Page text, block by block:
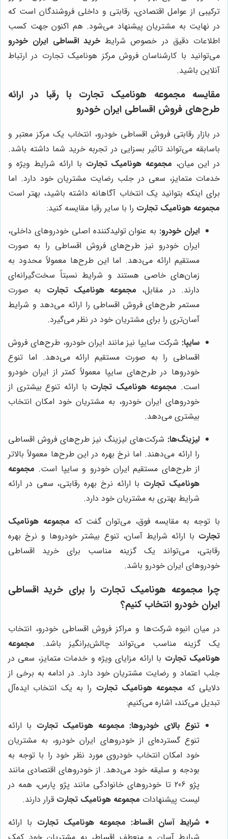
ترکیبی از عوامل اقتصادی، رقابتی و داخلی فروشندگان است که
در نهایت به مشتریان پیشنهاد می‌شود. هم اکنون جهت کسب
اطلاعات دقیق در خصوص شرایطخرید اقساطی ایران خودرو
می‌توانید با کارشناسان فروش مرکز هونامیک تجارت در ارتباط
آنلاین باشید.
مقایسهمجموعه هونامیک تجارت با رقبا در ارائه
طرح‌های فروش اقساطی ایران خودرو
در بازار رقابتی فروش اقساطی خودرو، انتخاب یک مرکز معتبر و
باسابقه می‌تواند تاثیر بسزایی در تجربه خرید شما داشته باشد.
در این میان، مجموعه هونامیک تجارت با ارائه شرایط ویژه و
خدمات متمایز، سعی در جلب رضایت مشتریان خود دارد. اما
برای اینکه بتوانید یک انتخاب آگاهانه داشته باشید، بهتر است
مجموعه هونامیک تجارت را با سایر رقبا مقایسه کنید:
ایران خودرو: به عنوان تولیدکننده اصلی خودروهای داخلی،
ایران خودرو نیز طرح‌های فروش اقساطی را به صورت
مستقیم ارائه می‌دهد. اما این طرح‌ها معمولاً محدود به
زمان‌های خاصی هستند و شرایط نسبتاً سخت‌گیرانه‌ای
دارند. در مقابل، مجموعه هونامیک تجارت به صورت
مستمر طرح‌های فروش اقساطی را ارائه می‌دهد و شرایط
آسان‌تری را برای مشتریان خود در نظر می‌گیرد.
سایپا: شرکت سایپا نیز مانند ایران خودرو، طرح‌های فروش
اقساطی را به صورت مستقیم ارائه می‌دهد. اما تنوع
خودروها در طرح‌های سایپا معمولاً کمتر از ایران خودرو
است. مجموعه هونامیک تجارت با ارائه تنوع بیشتری از
خودروهای ایران خودرو، به مشتریان خود امکان انتخاب
بیشتری می‌دهد.
لیزینگ‌ها: شرکت‌های لیزینگ نیز طرح‌های فروش اقساطی
را ارائه می‌دهند. اما نرخ بهره در این طرح‌ها معمولاً بالاتر
از طرح‌های مستقیم ایران خودرو و سایپا است. مجموعه
هونامیک تجارت با ارائه نرخ بهره رقابتی، سعی در ارائه
شرایط بهتری به مشتریان خود دارد.
با توجه به مقایسه فوق، می‌توان گفت که مجموعه هونامیک
تجارت با ارائه شرایط آسان، تنوع بیشتر خودروها و نرخ بهره
رقابتی، می‌تواند یک گزینه مناسب برای خرید اقساطی
خودروهای ایران خودرو باشد.
چرامجموعه هونامیک تجارت را برای خرید اقساطی
ایران خودرو انتخاب کنیم؟
در میان انبوه شرکت‌ها و مراکز فروش اقساطی خودرو، انتخاب
یک گزینه مناسب می‌تواند چالش‌برانگیز باشد. مجموعه
هونامیک تجارت با ارائه مزایای ویژه و خدمات متمایز، سعی در
جلب اعتماد و رضایت مشتریان خود دارد. در ادامه به برخی از
دلایلی که مجموعه هونامیک تجارت را به یک انتخاب ایده‌آل
تبدیل می‌کند، اشاره می‌کنیم:
تنوع بالای خودروها: مجموعه هونامیک تجارت با ارائه
تنوع گسترده‌ای از خودروهای ایران خودرو، به مشتریان
خود امکان انتخاب خودروی مورد نظر خود را با توجه به
بودجه و سلیقه خود می‌دهد. از خودروهای اقتصادی مانند
پژو 206 تا خودروهای خانوادگی مانند پژو پارس، همه در
لیست پیشنهادات مجموعه هونامیک تجارت قرار دارند.
شرایط آسان اقساط: مجموعه هونامیک تجارت با ارائه